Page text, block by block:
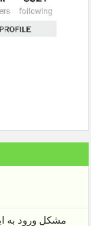
مشکل ورود به